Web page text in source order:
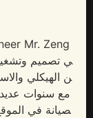
Mr
ي تصميم
ن الهيكلي
مع سنوات عديدة
صيانة في